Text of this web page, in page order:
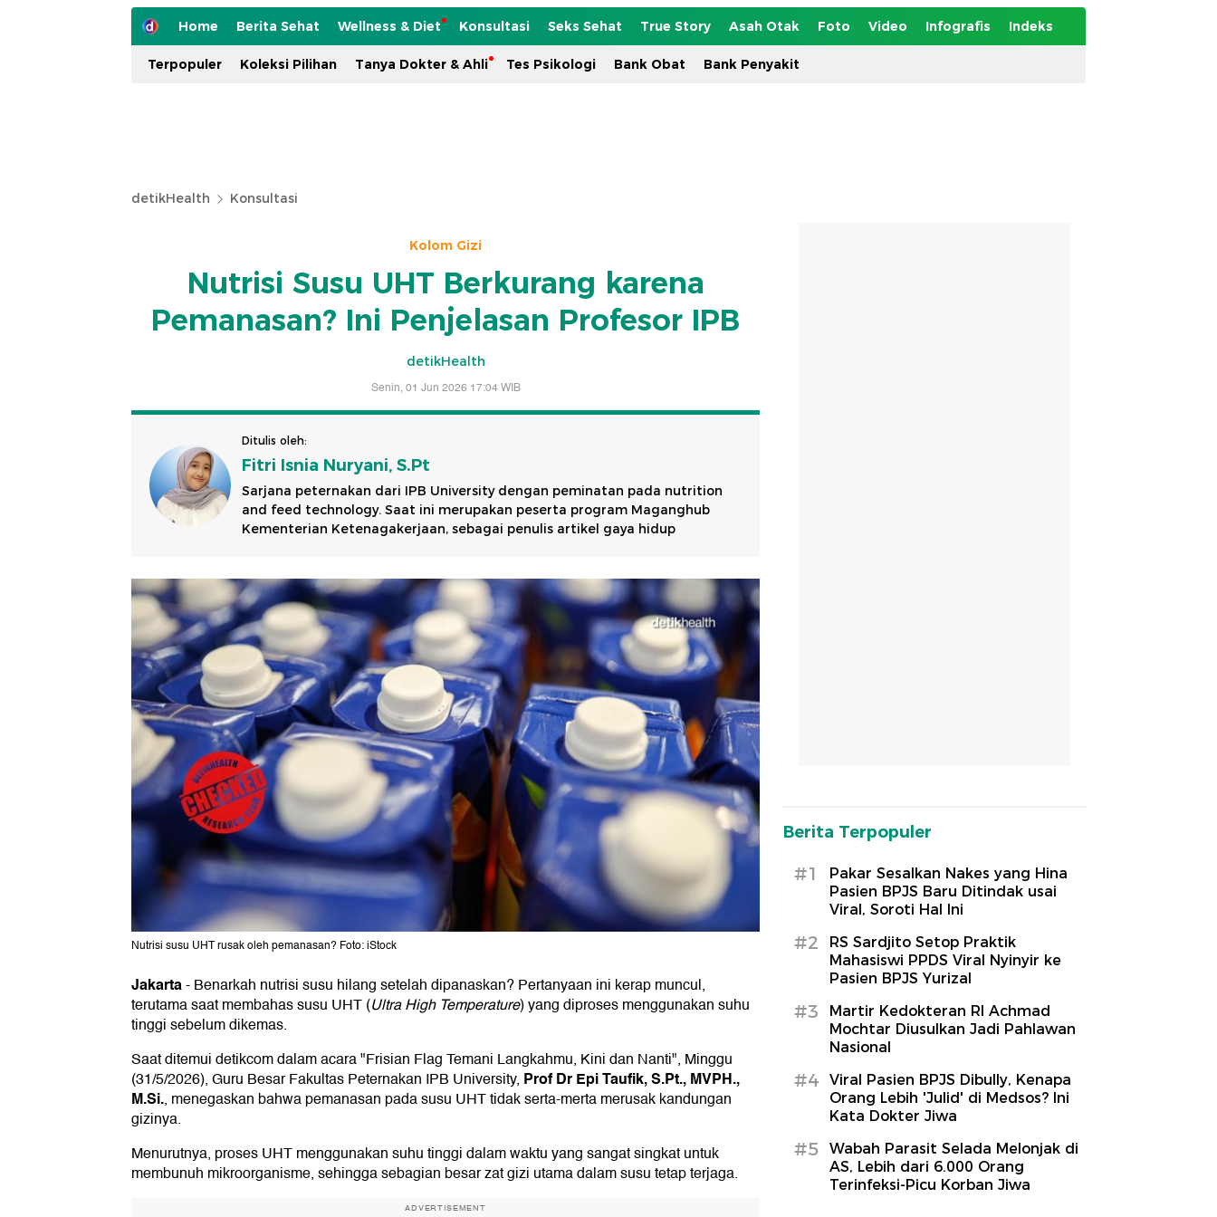
Home Berita Sehat Wellness & Diet Konsultasi Seks Sehat True Story Asah Otak Foto Video Infografis Indeks
Terpopuler Koleksi Pilihan Tanya Dokter & Ahli Tes Psikologi Bank Obat Bank Penyakit
detikHealth Konsultasi
Kolom Gizi
Nutrisi Susu UHT Berkurang karena
Pemanasan? Ini Penjelasan Profesor IPB
detikHealth
Senin, 01 Jun 2026 17:04 WIB
Ditulis oleh:
Fitri Isnia Nuryani, S.Pt
Sarjana peternakan dari IPB University dengan peminatan pada nutrition
and feed technology. Saat ini merupakan peserta program Maganghub
Kementerian Ketenagakerjaan, sebagai penulis artikel gaya hidup
Nutrisi susu UHT rusak oleh pemanasan? Foto: iStock
Jakarta-Benarkah nutrisi susu hilang setelah dipanaskan? Pertanyaan ini kerap muncul,
terutama saat membahas susu UHT (Ultra High Temperature) yang diproses menggunakan suhu
tinggi sebelum dikemas.
Saat ditemui detikcom dalam acara "Frisian Flag Temani Langkahmu, Kini dan Nanti", Minggu
(31/5/2026), Guru Besar Fakultas Peternakan IPB University, Prof Dr Epi Taufik, S.Pt., MVPH.,
M.Si., menegaskan bahwa pemanasan pada susu UHT tidak serta-merta merusak kandungan
gizinya.
Menurutnya, proses UHT menggunakan suhu tinggi dalam waktu yang sangat singkat untuk
membunuh mikroorganisme, sehingga sebagian besar zat gizi utama dalam susu tetap terjaga.
ADVERTISEMENT
Berita Terpopuler
#1
Pakar Sesalkan Nakes yang Hina
Pasien BPJS Baru Ditindak usai
Viral, Soroti Hal Ini
#2
RS Sardjito Setop Praktik
Mahasiswi PPDS Viral Nyinyir ke
Pasien BPJS Yurizal
#3
Martir Kedokteran RI Achmad
Mochtar Diusulkan Jadi Pahlawan
Nasional
#4
Viral Pasien BPJS Dibully, Kenapa
Orang Lebih 'Julid' di Medsos? Ini
Kata Dokter Jiwa
#5
Wabah Parasit Selada Melonjak di
AS, Lebih dari 6.000 Orang
Terinfeksi-Picu Korban Jiwa